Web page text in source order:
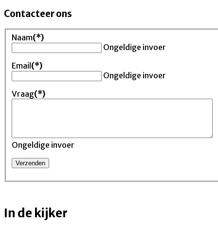
Contacteer ons
Naam(*)
Ongeldige invoer
Email(*)
Ongeldige invoer
Vraag(*)
Ongeldige invoer
In de kijker